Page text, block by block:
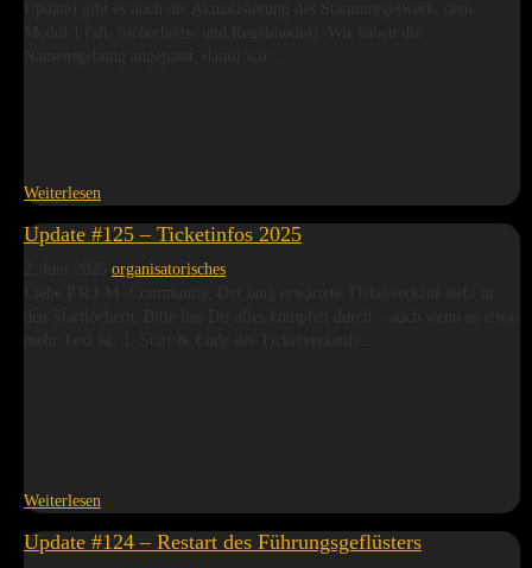
Weiterlesen
Update #125 – Ticketinfos 2025
organisatorisches
Weiterlesen
Update #124 – Restart des Führungsgeflüsters